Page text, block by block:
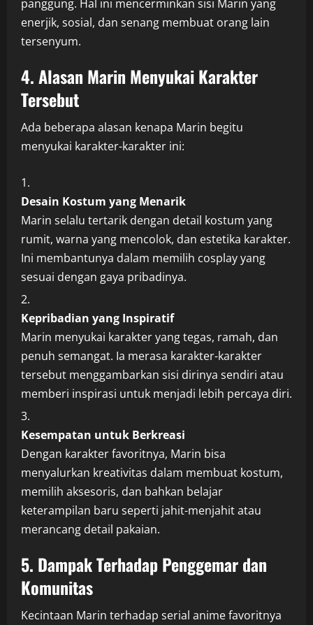
panggung. Hal ini mencerminkan sisi Marin yang
enerjik, sosial, dan senang membuat orang lain
tersenyum.
4. Alasan Marin Menyukai Karakter
Tersebut
Ada beberapa alasan kenapa Marin begitu
menyukai karakter-karakter ini:
Desain Kostum yang Menarik
Marin selalu tertarik dengan detail kostum yang
rumit, warna yang mencolok, dan estetika karakter.
Ini membantunya dalam memilih cosplay yang
sesuai dengan gaya pribadinya.
Kepribadian yang Inspiratif
Marin menyukai karakter yang tegas, ramah, dan
penuh semangat. Ia merasa karakter-karakter
tersebut menggambarkan sisi dirinya sendiri atau
memberi inspirasi untuk menjadi lebih percaya diri.
Kesempatan untuk Berkreasi
Dengan karakter favoritnya, Marin bisa
menyalurkan kreativitas dalam membuat kostum,
memilih aksesoris, dan bahkan belajar
keterampilan baru seperti jahit-menjahit atau
merancang detail pakaian.
5. Dampak Terhadap Penggemar dan
Komunitas
Kecintaan Marin terhadap serial anime favoritnya